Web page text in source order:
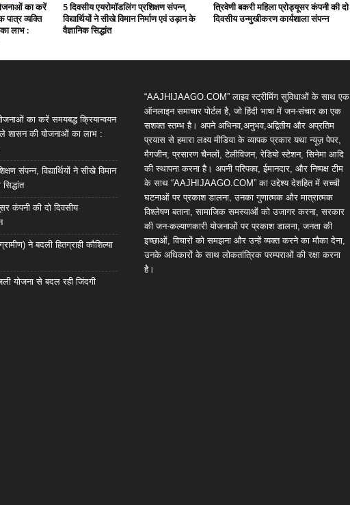
का करें
पात्र व्यक्ति
लाभ :
5 दिवसीय एयरोमॉडलिंग प्रशिक्षण संपन्न,
विद्यार्थियों ने सीखे विमान निर्माण एवं उड़ान के
वैज्ञानिक सिद्धांत
त्रिवेणी बकरी महिला प्रोड्यूसर कंपनी की दो
दिवसीय उन्मुखीकरण कार्यशाला संपन्न
का करें समयबद्ध क्रियान्वयन
शासन की योजनाओं का लाभ :
संपन्न, विद्यार्थियों ने सीखे विमान
कंपनी की दो दिवसीय
ने बदली हितग्राही कौशिल्या
योजना से बदल रही जिंदगी
“AAJHIJAAGO.COM” लाइव स्ट्रीमिंग सुविधाओं के साथ एक
ऑनलाइन समाचार पोर्टल है, जो हिंदी भाषा में जन-संचार का एक
सशक्त स्तम्भ है। अपने अभिनव,अनुभव,अद्वितीय और अप्रतिम
प्रयास से हमारा लक्ष्य मीडिया के व्यापक प्रकार यथा न्यूज़ पेपर,
मैगजीन, प्रसारण चैनलों, टेलीविजन, रेडियो स्टेशन, सिनेमा आदि
की स्थापना करना है। अपनी परिपक्व, ईमानदार, और निष्पक्ष टीम
के साथ “AAJHIJAAGO.COM” का उद्देश्य देशहित में सच्ची
घटनाओं पर प्रकाश डालना, उनका गुणात्मक और मात्रात्मक
विश्लेषण बताना, सामाजिक समस्याओं को उजागर करना, सरकार
की जन-कल्याणकारी योजनाओं पर प्रकाश डालना, जनता की
इच्छाओं, विचारों को समझना और उन्हें व्यक्त करने का मौका देना,
उनके अधिकारों के साथ लोकतांत्रिक परम्पराओं की रक्षा करना
है।